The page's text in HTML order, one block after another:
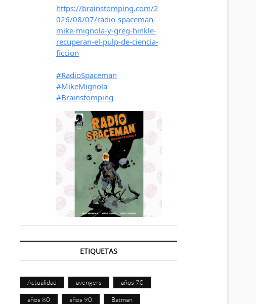
ETIQUETAS
Actualidad avengers años 70
años 80 años 90 Batman